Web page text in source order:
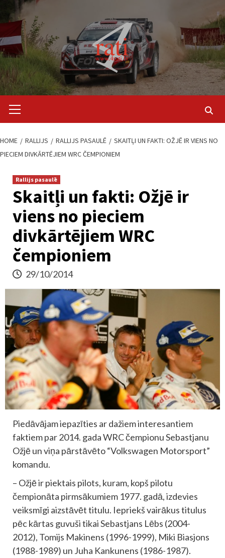
content
Menu
HOME RALLIJS RALLIJS PASAULĒ
SKAITĻI UN FAKTI: OŽJĒ IR VIENS NO
PIECIEM DIVKĀRTĒJIEM WRC ČEMPIONIEM
Rallijs pasaulē
Skaitļi un fakti: Ožjē ir
viens no pieciem
divkārtējiem WRC
čempioniem
29/10/2014
Piedāvājam iepazīties ar dažiem interesantiem
faktiem par 2014. gada WRC čempionu Sebastjanu
Ožjē un viņa pārstāvēto “Volkswagen Motorsport”
komandu.
– Ožjē ir piektais pilots, kuram, kopš pilotu
čempionāta pirmsākumiem 1977. gadā, izdevies
veiksmīgi aizstāvēt titulu. Iepriekš vairākus titulus
pēc kārtas guvuši tikai Sebastjans Lēbs (2004-
2012), Tomijs Makinens (1996-1999), Miki Biasjons
(1988-1989) un Juha Kankunens (1986-1987).